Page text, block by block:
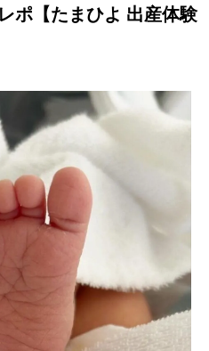
ポ【たまひよ 出産体験